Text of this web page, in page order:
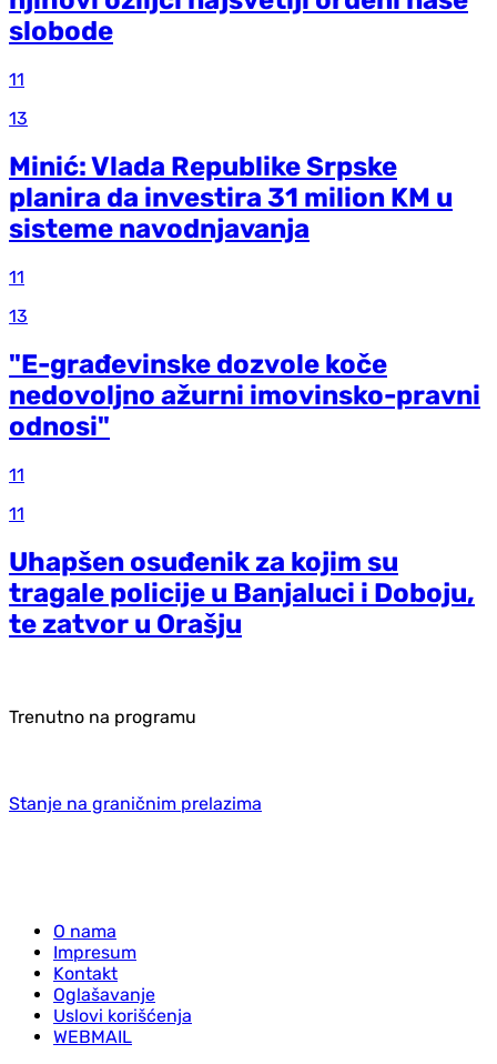
slobode
11
13
Minić: Vlada Republike Srpske
planira da investira 31 milion KM u
sisteme navodnjavanja
11
13
"E-građevinske dozvole koče
nedovoljno ažurni imovinsko-pravni
odnosi"
11
11
Uhapšen osuđenik za kojim su
tragale policije u Banjaluci i Doboju,
te zatvor u Orašju
Trenutno na programu
Stanje na graničnim prelazima
O nama
Impresum
Kontakt
Oglašavanje
Uslovi korišćenja
WEBMAIL